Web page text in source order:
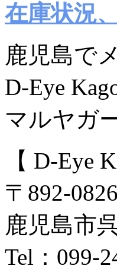
在庫状況
鹿児島で
D-Eye
マルヤガ
【 D-Eye
〒892-0826
鹿児島市
Tel：099-